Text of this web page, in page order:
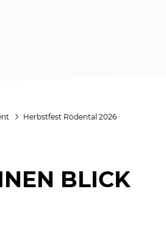
Herbstfest Rödental 2026
BLICK